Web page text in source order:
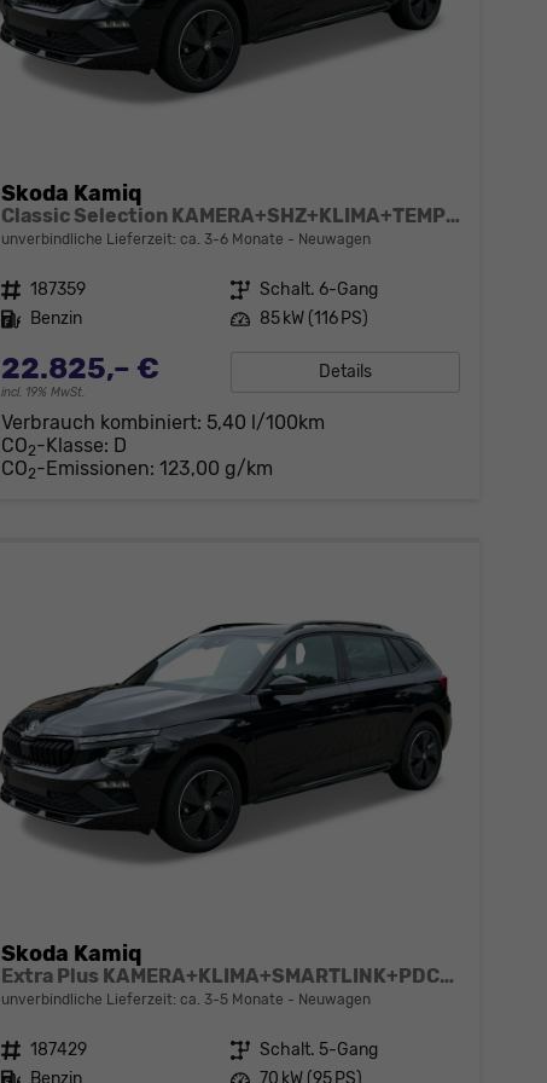
Skoda Kamiq
Classic Selection KAMERA+SHZ+KLIMA+TEMPOMAT+LED+16" LM
unverbindliche Lieferzeit: ca. 3-6 Monate Neuwagen
Fahrzeugnr. 187359 Getriebe Schalt. 6-Gang
Kraftstoff Benzin Leistung 85 kW (116 PS)
22.825,– €
incl. 19% MwSt.
Details
Verbrauch kombiniert: 5,40 l/100km
CO2-Klasse: D
CO2-Emissionen: 123,00 g/km
Skoda Kamiq
Extra Plus KAMERA+KLIMA+SMARTLINK+PDC+LED+TEMPOMAT
unverbindliche Lieferzeit: ca. 3-5 Monate Neuwagen
Fahrzeugnr. 187429 Getriebe Schalt. 5-Gang